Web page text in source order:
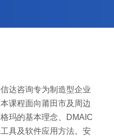
达咨询专为制造型企业
课程面向莆田市及周边
玛的基本理念、DMAIC
具及软件应用方法。安